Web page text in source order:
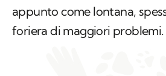
appunto come lontana,
foriera di maggiori problemi.